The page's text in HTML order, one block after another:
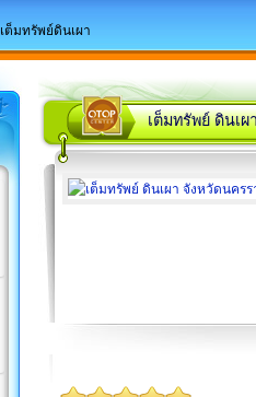
เต็มทรัพย์ดินเผา
เต็มทรัพย์ ดินเผ